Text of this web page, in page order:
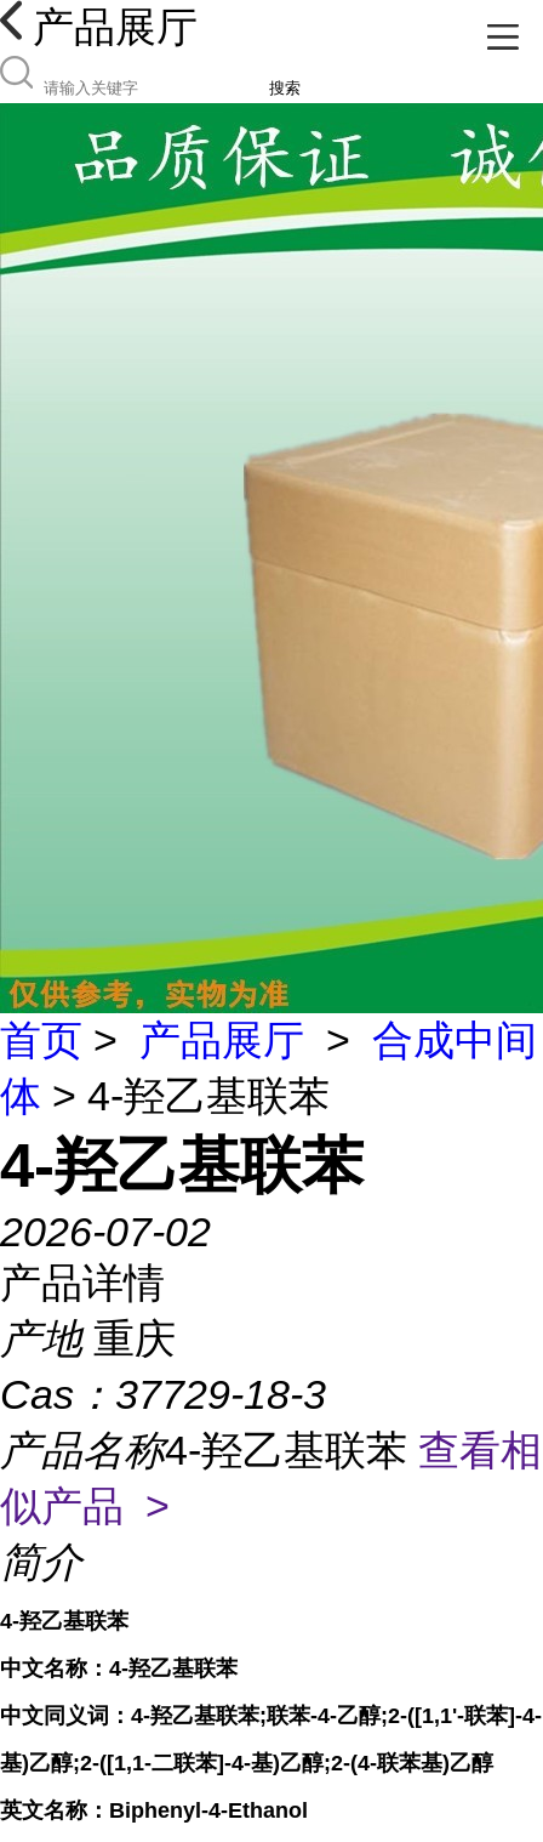
产品展厅
搜索
首页 > 产品展厅 > 合成中间
体 > 4-羟乙基联苯
4-羟乙基联苯
2026-07-02
产品详情
产地 重庆
Cas： 37729-18-3
产品名称4-羟乙基联苯 查看相
似产品 >
简介
4-羟乙基联苯
中文名称：4-羟乙基联苯
中文同义词：4-羟乙基联苯;联苯-4-乙醇;2-([1,1'-联苯]-4-
基)乙醇;2-([1,1-二联苯]-4-基)乙醇;2-(4-联苯基)乙醇
英文名称：Biphenyl-4-Ethanol